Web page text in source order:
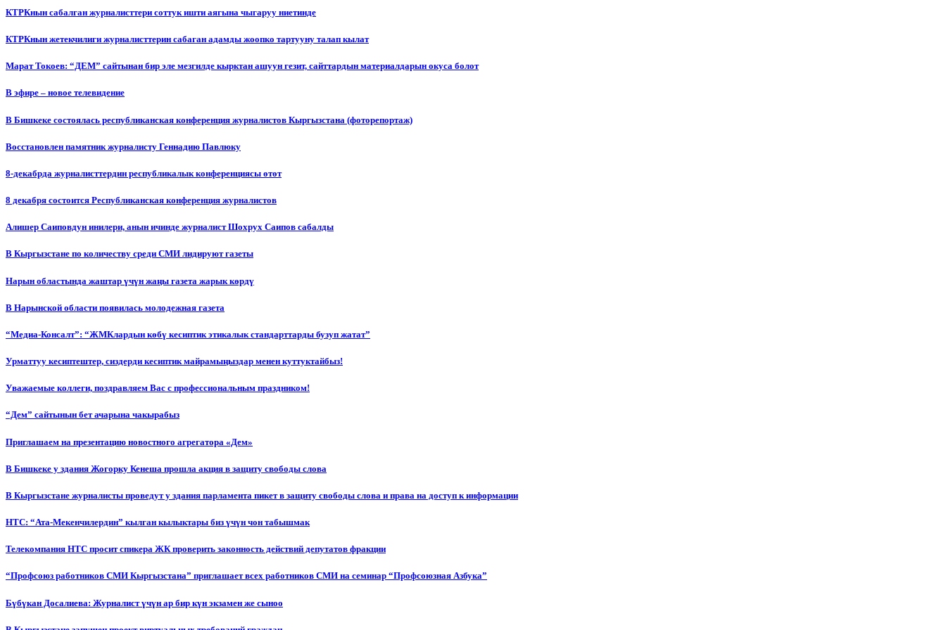
КТРКнын сабалган журналисттери соттук ишти аягына чыгаруу ниетинде
КТРКнын жетекчилиги журналисттерин сабаган адамды жоопко тартууну талап кылат
Марат Токоев: “ДЕМ” сайтынан бир эле мезгилде кырктан ашуун гезит, сайттардын материалдарын окуса болот
В эфире – новое телевидение
В Бишкеке состоялась республиканская конференция журналистов Кыргызстана (фоторепортаж)
Восстановлен памятник журналисту Геннадию Павлюку
8-декабрда журналисттердин республикалык конференциясы өтөт
8 декабря состоится Республиканская конференция журналистов
Алишер Саиповдун инилери, анын ичинде журналист Шохрух Саипов сабалды
В Кыргызстане по количеству среди СМИ лидируют газеты
Нарын областында жаштар үчүн жаңы газета жарык көрдү
В Нарынской области появилась молодежная газета
“Медиа-Консалт”: “ЖМКлардын көбү кесиптик этикалык стандарттарды бузуп жатат”
Урматтуу кесиптештер, сиздерди кесиптик майрамыңыздар менен куттуктайбыз!
Уважаемые коллеги, поздравляем Вас с профессиональным праздником!
“Дем” сайтынын бет ачарына чакырабыз
Приглашаем на презентацию новостного агрегатора «Дем»
В Бишкеке у здания Жогорку Кенеша прошла акция в защиту свободы слова
В Кыргызстане журналисты проведут у здания парламента пикет в защиту свободы слова и права на доступ к информации
НТС: “Ата-Мекенчилердин” кылган кылыктары биз үчүн чон табышмак
Телекомпания НТС просит спикера ЖК проверить законность действий депутатов фракции
“Профсоюз работников СМИ Кыргызстана” приглашает всех работников СМИ на семинар “Профсоюзная Азбука”
Бүбүкан Досалиева: Журналист үчүн ар бир күн экзамен же сыноо